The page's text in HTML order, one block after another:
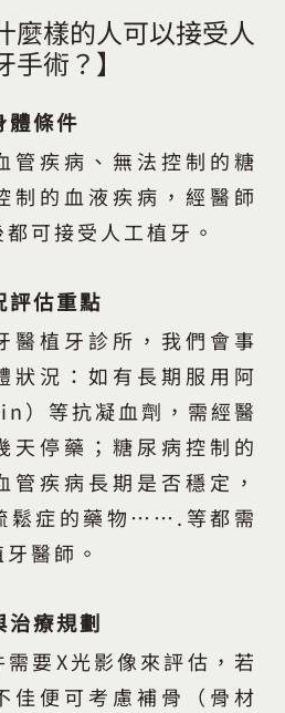
麼樣的人可以接受人
手術？】
體條件
管疾病、無法控制的糖
制的血液疾病，經醫師
可接受人工植牙。
評估重點
醫植牙診所，我們會事
狀況：如有長期服用阿
）等抗凝血劑，需經醫
天停藥；糖尿病控制的
管疾病長期是否穩定，
鬆症的藥物…….等都需
醫師。
療規劃
要X光影像來評估，若
佳便可考慮補骨（骨材